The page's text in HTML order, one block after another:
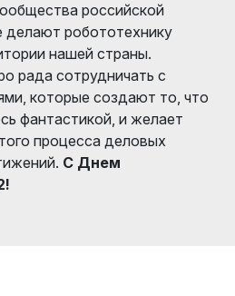
российской
делают робототехнику
нашей страны.
рада сотрудничать с
которые создают то, что
фантастикой, и желает
процесса деловых
С Днем